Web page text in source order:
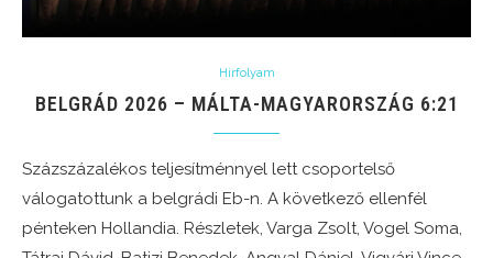
Hírfolyam
BELGRÁD 2026 – MÁLTA-MAGYARORSZÁG 6:21
Százszázalékos teljesítménnyel lett csoportelső
válogatottunk a belgrádi Eb-n. A következő ellenfél
pénteken Hollandia. Részletek, Varga Zsolt, Vogel Soma,